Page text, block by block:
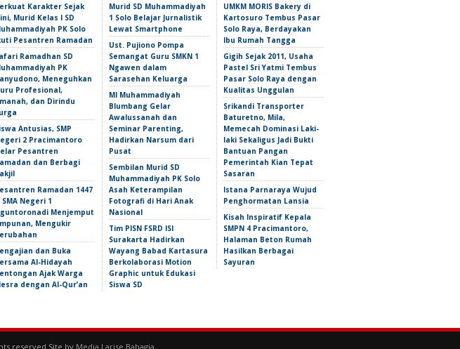
Karakter Sejak
Murid Kelas I SD
PK Solo
Pesantren Ramadan
Ramadhan SD
PK
Meneguhkan
Profesional,
dan Dirindu
Antusias, SMP
2 Pracimantoro
Pesantren
dan Berbagi
Ramadan 1447
SMA Negeri 1
Menjemput
Mengukir
dan Buka
Al-Hidayah
Ajak Warga
dengan Al-Qur’an
Murid SD Muhammadiyah
1 Solo Belajar Jurnalistik
Lewat Smartphone
Ust. Pujiono Pompa
Semangat Guru SMKN 1
Ngawen dalam
Sarasehan Keluarga
MI Muhammadiyah
Blumbang Gelar
Awalussanah dan
Seminar Parenting,
Hadirkan Narsum dari
Pusat
Sembilan Murid SD
Muhammadiyah PK Solo
Asah Keterampilan
Fotografi di Hari Anak
Nasional
Tim PISN FSRD ISI
Surakarta Hadirkan
Wayang Babad Kartasura
Berkolaborasi Motion
Graphic untuk Edukasi
Siswa SD
UMKM MORIS Bakery di
Kartosuro Tembus Pasar
Solo Raya, Berdayakan
Ibu Rumah Tangga
Gigih Sejak 2011, Usaha
Pastel Sri Yatmi Tembus
Pasar Solo Raya dengan
Kualitas Unggulan
Srikandi Transporter
Baturetno, Mila,
Memecah Dominasi Laki-
laki Sekaligus Jadi Bukti
Bantuan Pangan
Pemerintah Kian Tepat
Sasaran
Istana Parnaraya Wujud
Penghormatan Lansia
Kisah Inspiratif Kepala
SMPN 4 Pracimantoro,
Halaman Beton Rumah
Hasilkan Berbagai
Sayuran
reserved.Site by Media Larise Bahagia